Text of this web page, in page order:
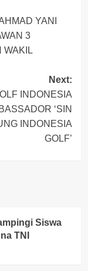
YANI
3
WAKIL
Next:
INDONESIA
‘SIN
INDONESIA
GOLF’
Siswa
TNI